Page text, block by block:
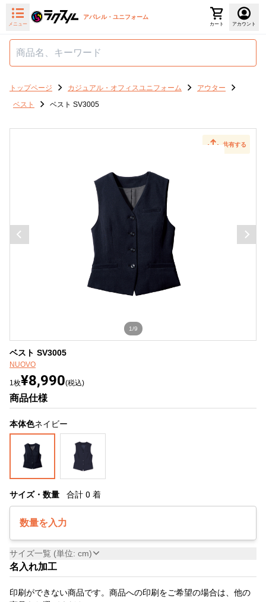
メニュー
アパレル・ユニフォーム
カート アカウント
トップページ カジュアル・オフィスユニフォーム
アウター
ベスト
ベスト SV3005
共有する
1/9
ベスト SV3005
NUOVO
1枚¥8,990(税込)
商品仕様
本体色ネイビー
サイズ・数量 合計 0 着
数量を入力
サイズ一覧 (単位: cm)
名入れ加工
印刷ができない商品です。商品への印刷をご希望の場合は、他の